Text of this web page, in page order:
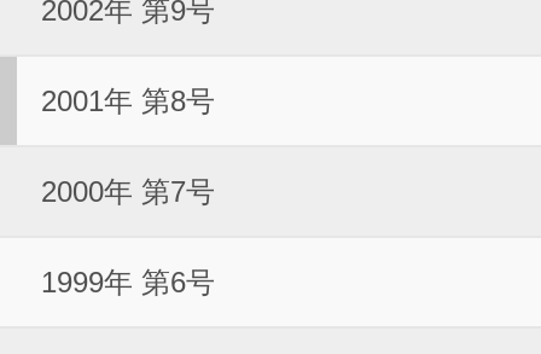
2002年 第9号
2001年 第8号
2000年 第7号
1999年 第6号